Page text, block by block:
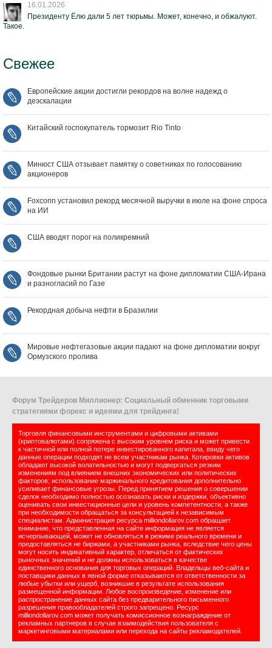
16.01.2026
Президенту Ёлю дали 5 лет тюрьмы. Может, конечно, и обжалуют.
Такое.
Свежее
Европейские акции достигли рекордов на волне надежд о
деэскалации
Китайский госпокупатель тормозит Rio Tinto
Минюст США отзывает памятку о советниках по голосованию
акционеров
Foxconn установил рекорд месячной выручки в июле на фоне спроса
на ИИ
США вводят порог на поликремний
Фондовые рынки Британии растут на фоне дипломатии США‑Ирана
и разногласий по Газе
Рекордная добыча нефти в Бразилии
Мировые нефтегазовые акции падают на фоне дипломатии вокруг
Ормузского пролива
Форум Трейдеров Миллионер: Социальный обменник торговыми
стратегиями форекс и идеями для трейдинга!
Торговля финансовыми инструментами и цифровыми активами
(криптовалютами) сопряжена с высоким уровнем риска и может привести
к частичной или полной потере инвестированного капитала, ввиду чего
данные операции подходят не всем участникам рынка. Котировки активов
обладают высокой волатильностью и могут подвергаться резким
изменениям под влиянием внешних экономических или политических
факторов; использование маржинального кредитования дополнительно
усиливает финансовые угрозы. Перед принятием решения о совершении
сделок необходимо полностью осознавать риски и издержки, объективно
оценивать свои инвестиционные цели и уровень компетентности, а также
при необходимости обращаться за консультацией к независимым
специалистам. Администрация ресурса milliondollarov.com обращает
внимание, что представленная на сайте информация не является
исчерпывающей, может не обновляться в режиме реального времени и
предоставляться не биржами, а участниками рынка, вследствие чего цены
могут носить индикативный характер, отличаться от фактических
рыночных значений и не должны использоваться в качестве
единственного основания для торговых операций. Владельцы веб-сайта и
поставщики данных в явной форме отказываются от ответственности за
любые убытки или ущерб, возникшие в результате использования
размещенной информации. Любое воспроизведение, изменение или
распространение данных сайта без предварительного письменного
разрешения правообладателей строго запрещено. Ресурс
milliondollarov.com может получать комиссионное вознаграждение от
рекламных партнеров в случае взаимодействия пользователя с
маркетинговыми материалами или перехода на сайты рекламодателей.